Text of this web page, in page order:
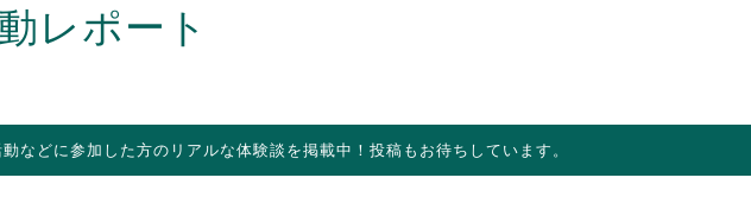
アをしたい方は「個人ユーザー登録」
シーネットワークとは ボランティアはじめての方へ
スペシャルインタビュー
ボランティアはじめの一歩
レポート
などに参加した方のリアルな体験談を掲載中！投稿もお待ちしています。